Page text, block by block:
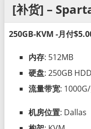
[补货] –
250GB-KVM -月付
内存: 512MB
硬盘: 250GB HDD
流量带宽:
机房位置: Dallas